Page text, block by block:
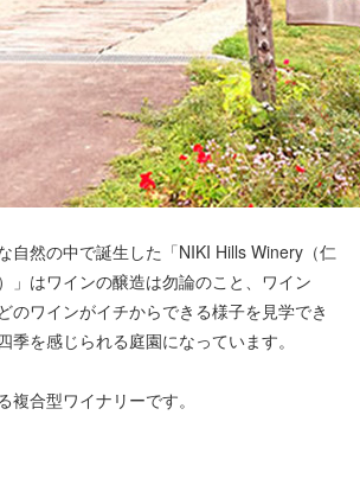
自然の中で誕生した「NIKI Hills Winery（仁
」はワインの醸造は勿論のこと、ワイン
のワインがイチからできる様子を見学でき
季を感じられる庭園になっています。
複合型ワイナリーです。